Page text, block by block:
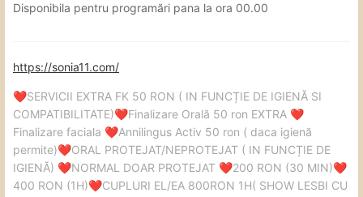
Disponibila pentru programări pana la ora 00.00
https://sonia11.com/
❤️SERVICII EXTRA FK 50 RON ( IN FUNCȚIE DE IGIENĂ SI
COMPATIBILITATE)❤️Finalizare Orală 50 ron EXTRA ❤️
Finalizare faciala ❤️Annilingus Activ 50 ron ( daca igienă
permite)❤️ORAL PROTEJAT/NEPROTEJAT ( IN FUNCȚIE DE
IGIENĂ) ❤️NORMAL DOAR PROTEJAT ❤️200 RON (30 MIN)❤️
400 RON (1H)❤️CUPLURI EL/EA 800RON 1H( SHOW LESBI CU